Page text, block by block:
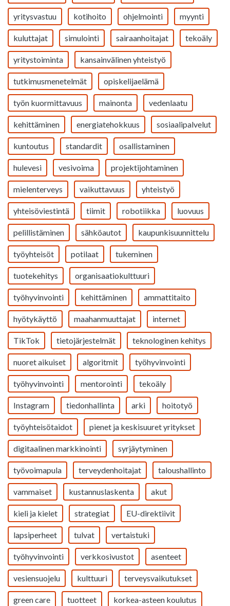
yritysvastuu kotihoito ohjelmointi myynti
kuluttajat simulointi sairaanhoitajat tekoäly
yritystoiminta kansainvälinen yhteistyö
tutkimusmenetelmät opiskelijaelämä
työn kuormittavuus mainonta vedenlaatu
kehittäminen energiatehokkuus sosiaalipalvelut
kuntoutus standardit osallistaminen
hulevesi vesivoima projektijohtaminen
mielenterveys vaikuttavuus yhteistyö
yhteisöviestintä tiimit robotiikka luovuus
pelillistäminen sähköautot kaupunkisuunnittelu
työyhteisöt potilaat tukeminen
tuotekehitys organisaatiokulttuuri
työhyvinvointi kehittäminen ammattitaito
hyötykäyttö maahanmuuttajat internet
TikTok tietojärjestelmät teknologinen kehitys
nuoret aikuiset algoritmit työhyvinvointi
työhyvinvointi mentorointi tekoäly
Instagram tiedonhallinta arki hoitotyö
työyhteisötaidot pienet ja keskisuuret yritykset
digitaalinen markkinointi syrjäytyminen
työvoimapula terveydenhoitajat taloushallinto
vammaiset kustannuslaskenta akut
kieli ja kielet strategiat EU-direktiivit
lapsiperheet tulvat vertaistuki
työhyvinvointi verkkosivustot asenteet
vesiensuojelu kulttuuri terveysvaikutukset
green care tuotteet korkea-asteen koulutus